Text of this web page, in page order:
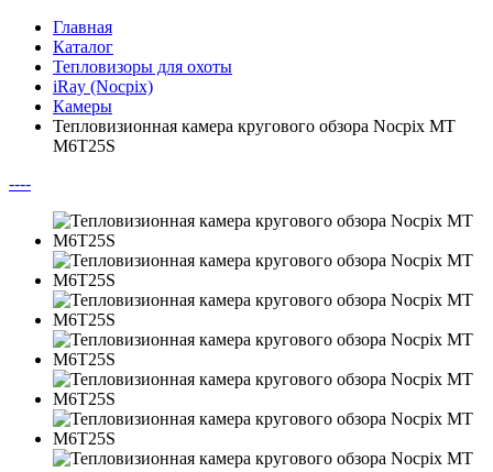
Главная
Каталог
Тепловизоры для охоты
iRay (Nocpix)
Камеры
Тепловизионная камера кругового обзора Nocpix MT
M6T25S
----